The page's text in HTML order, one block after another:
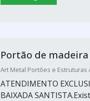
Portão de
Art Metal Portões e Estruturas
ATENDIMENTO
BAIXADA